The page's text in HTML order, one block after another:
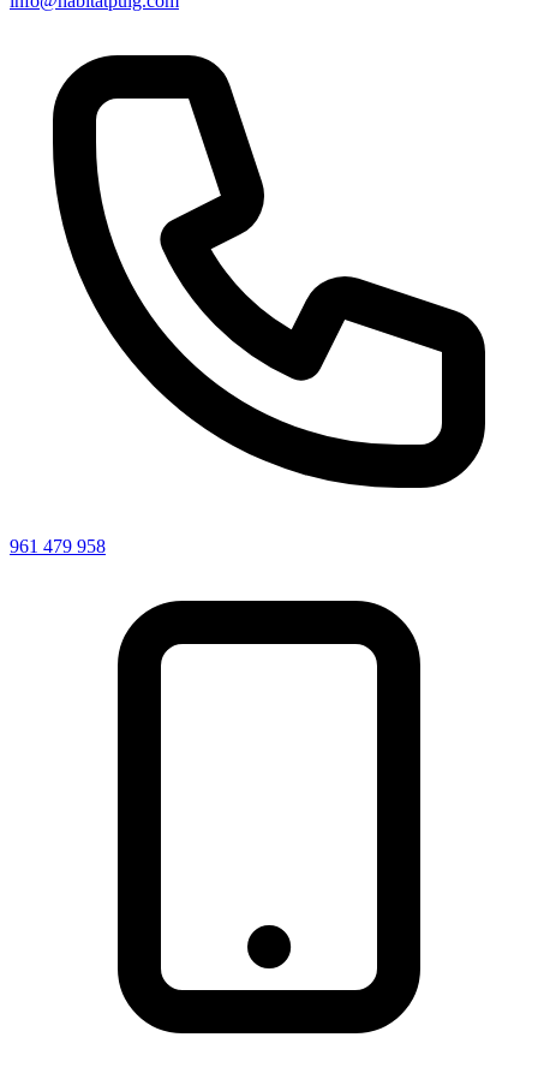
961 479 958